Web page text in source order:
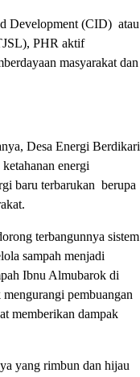
Development (CID) atau
PHR aktif
masyarakat dan
Desa Energi Berdikari
energi
baru terbarukan berupa
terbangunnya sistem
sampah menjadi
Ibnu Almubarok di
pembuangan
memberikan dampak
yang rimbun dan hijau